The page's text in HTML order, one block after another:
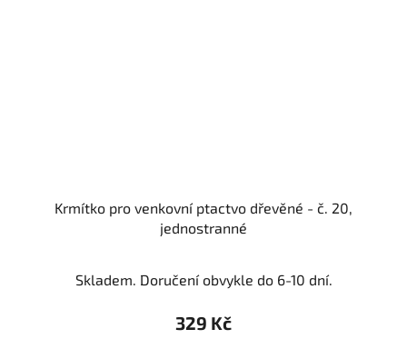
Krmítko pro venkovní ptactvo dřevěné - č. 20,
jednostranné
Skladem. Doručení obvykle do 6-10 dní.
329 Kč